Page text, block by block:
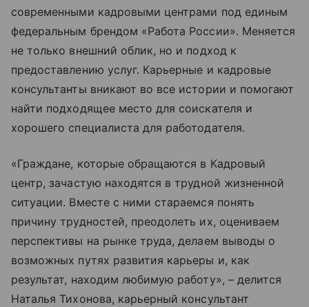
современными кадровыми центрами под единым
федеральным брендом «Работа России». Меняется
не только внешний облик, но и подход к
предоставлению услуг. Карьерные и кадровые
консультанты вникают во все истории и помогают
найти подходящее место для соискателя и
хорошего специалиста для работодателя.
«Граждане, которые обращаются в Кадровый
центр, зачастую находятся в трудной жизненной
ситуации. Вместе с ними стараемся понять
причину трудностей, преодолеть их, оцениваем
перспективы на рынке труда, делаем выводы о
возможных путях развития карьеры и, как
результат, находим любимую работу», – делится
Наталья Тихонова, карьерный консультант